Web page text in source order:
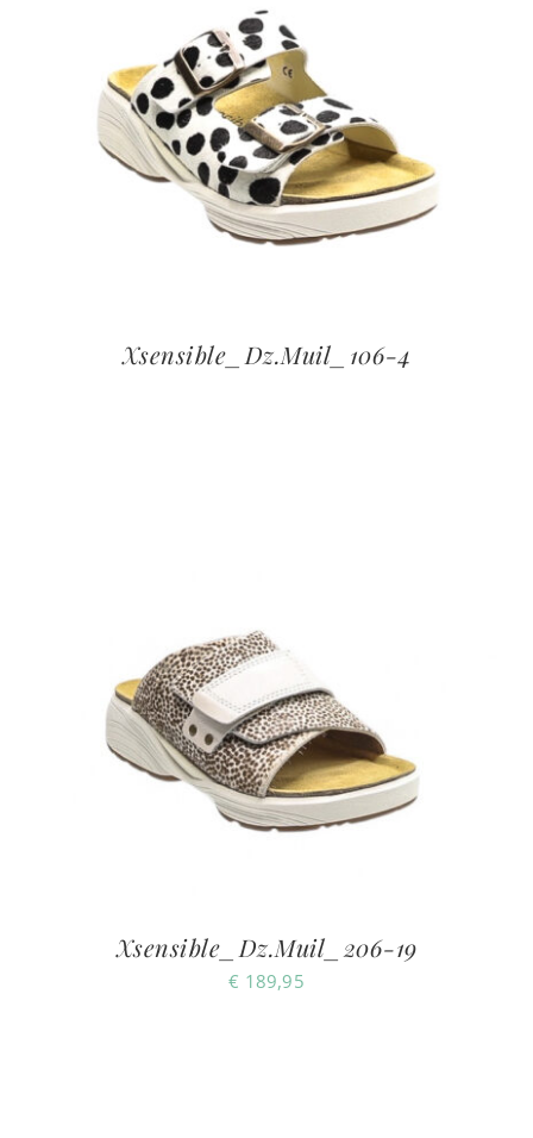
Xsensible_Dz.Muil_106-4
Xsensible_Dz.Muil_206-19
€ 189,95